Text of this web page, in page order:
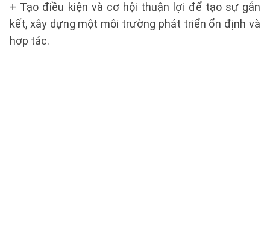
+ Tạo điều kiện và cơ hội thuận lợi để tạo sự gắn
kết, xây dựng một môi trường phát triển ổn định và
hợp tác.